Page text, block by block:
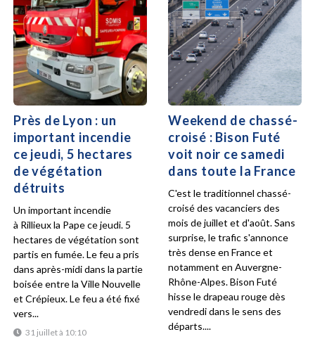
Près de Lyon : un
important incendie
ce jeudi, 5 hectares
de végétation
détruits
31 juillet à 10:10
Un important incendie
à Rillieux la Pape ce jeudi. 5
hectares de végétation sont
partis en fumée. Le feu a pris
dans après-midi dans la partie
boisée entre la Ville Nouvelle
et Crépieux. Le feu a été fixé
vers...
Weekend de chassé-
croisé : Bison Futé
voit noir ce samedi
dans toute la France
C'est le traditionnel chassé-
croisé des vacanciers des
mois de juillet et d'août. Sans
surprise, le trafic s'annonce
très dense en France et
notamment en Auvergne-
Rhône-Alpes. Bison Futé
hisse le drapeau rouge dès
vendredi dans le sens des
départs....